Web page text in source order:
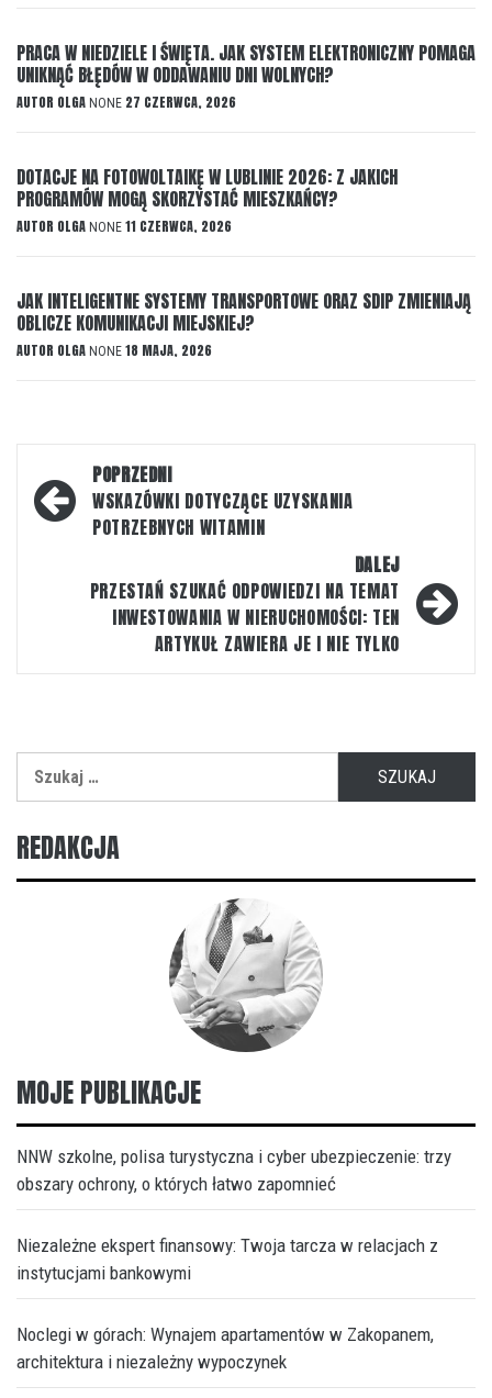
PRACA W NIEDZIELE I ŚWIĘTA. JAK SYSTEM ELEKTRONICZNY POMAGA
UNIKNĄĆ BŁĘDÓW W ODDAWANIU DNI WOLNYCH?
AUTOR OLGA NONE 27 CZERWCA, 2026
DOTACJE NA FOTOWOLTAIKĘ W LUBLINIE 2026: Z JAKICH
PROGRAMÓW MOGĄ SKORZYSTAĆ MIESZKAŃCY?
AUTOR OLGA NONE 11 CZERWCA, 2026
JAK INTELIGENTNE SYSTEMY TRANSPORTOWE ORAZ SDIP ZMIENIAJĄ
OBLICZE KOMUNIKACJI MIEJSKIEJ?
AUTOR OLGA NONE 18 MAJA, 2026
Nawigacja
wpisu
POPRZEDNI
WSKAZÓWKI DOTYCZĄCE UZYSKANIA
POTRZEBNYCH WITAMIN
DALEJ
PRZESTAŃ SZUKAĆ ODPOWIEDZI NA TEMAT
INWESTOWANIA W NIERUCHOMOŚCI: TEN
ARTYKUŁ ZAWIERA JE I NIE TYLKO
REDAKCJA
MOJE PUBLIKACJE
NNW szkolne, polisa turystyczna i cyber ubezpieczenie: trzy
obszary ochrony, o których łatwo zapomnieć
Niezależne ekspert finansowy: Twoja tarcza w relacjach z
instytucjami bankowymi
Noclegi w górach: Wynajem apartamentów w Zakopanem,
architektura i niezależny wypoczynek